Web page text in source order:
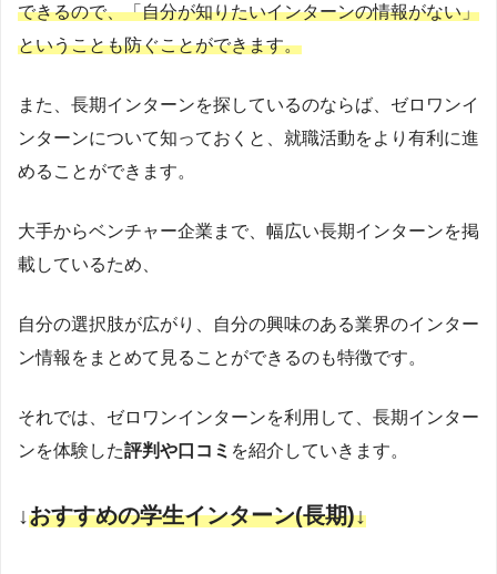
できるので、「自分が知りたいインターンの情報がない」
ということも防ぐことができます。
また、長期インターンを探しているのならば、ゼロワンイ
ンターンについて知っておくと、就職活動をより有利に進
めることができます。
大手からベンチャー企業まで、幅広い長期インターンを掲
載しているため、
自分の選択肢が広がり、自分の興味のある業界のインター
ン情報をまとめて見ることができるのも特徴です。
それでは、ゼロワンインターンを利用して、長期インター
ンを体験した評判や口コミ を紹介していきます。
↓おすすめの学生インターン(長期)↓